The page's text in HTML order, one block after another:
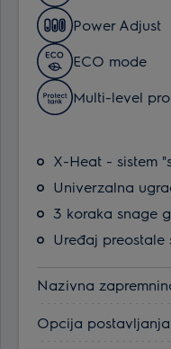
Power Adjust
ECO mode
Multi-level
X-Heat - sistem
Univerzalna
3 koraka snage
Uređaj preostale
Nazivna
Opcija